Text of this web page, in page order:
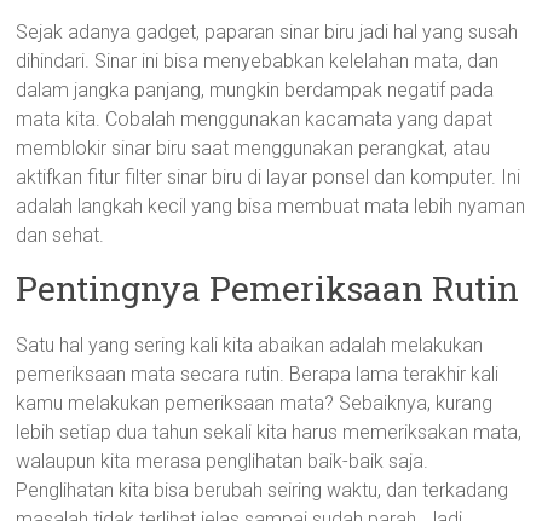
Sejak adanya gadget, paparan sinar biru jadi hal yang susah
dihindari. Sinar ini bisa menyebabkan kelelahan mata, dan
dalam jangka panjang, mungkin berdampak negatif pada
mata kita. Cobalah menggunakan kacamata yang dapat
memblokir sinar biru saat menggunakan perangkat, atau
aktifkan fitur filter sinar biru di layar ponsel dan komputer. Ini
adalah langkah kecil yang bisa membuat mata lebih nyaman
dan sehat.
Pentingnya Pemeriksaan Rutin
Satu hal yang sering kali kita abaikan adalah melakukan
pemeriksaan mata secara rutin. Berapa lama terakhir kali
kamu melakukan pemeriksaan mata? Sebaiknya, kurang
lebih setiap dua tahun sekali kita harus memeriksakan mata,
walaupun kita merasa penglihatan baik-baik saja.
Penglihatan kita bisa berubah seiring waktu, dan terkadang